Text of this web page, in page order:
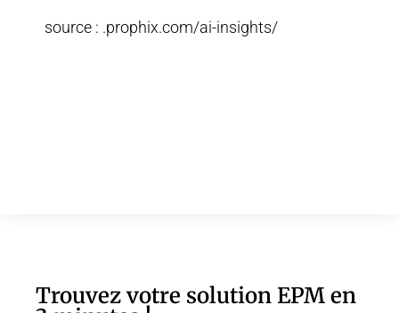
source : .prophix.com/ai-insights/
Trouvez votre solution EPM en